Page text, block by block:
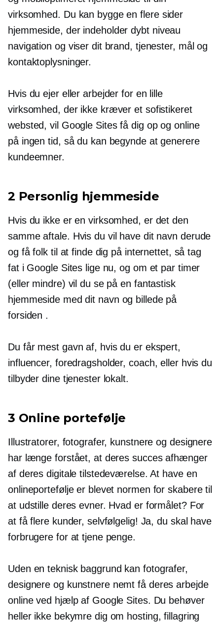
virksomhed. Du kan bygge enflere sider
hjemmeside, der indeholderdybt niveau
navigation og viser dit brand, tjenester, mål og
kontaktoplysninger.
Hvis du ejer eller arbejder for en lille
virksomhed, der ikke kræver et sofistikeret
websted, vil Google Sites få dig op og online
på ingen tid, så du kan begynde at generere
kundeemner.
2 Personlig hjemmeside
Hvis du ikke er en virksomhed, er det den
samme aftale. Hvis du vil have dit navn derude
og få folk til at finde dig på internettet, så tag
fat i Google Sites lige nu, og om et par timer
(eller mindre) vil du se på en fantastisk
hjemmeside med dit navn og billede på
forsiden .
Du får mest gavn af, hvis du er ekspert,
influencer, foredragsholder, coach, eller hvis du
tilbyder dine tjenester lokalt.
3 Online portefølje
Illustratorer, fotografer, kunstnere og designere
har længe forstået, at deres succes afhænger
af deres digitale tilstedeværelse. At have en
onlineportefølje er blevet normen for skabere til
at udstille deres evner. Hvad er formålet? For
at få flere kunder, selvfølgelig! Ja, du skal have
forbrugere for at tjene penge.
Uden en teknisk baggrund kan fotografer,
designere og kunstnere nemt få deres arbejde
online ved hjælp af Google Sites. Du behøver
heller ikke bekymre dig om hosting, fillagring